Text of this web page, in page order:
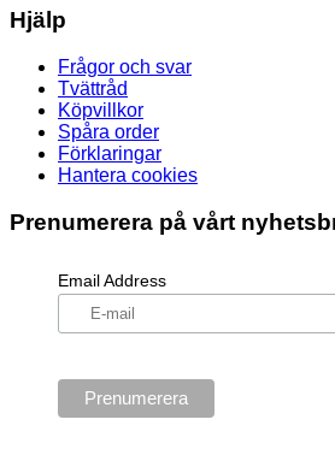
Hjälp
Frågor och svar
Tvättråd
Köpvillkor
Spåra order
Förklaringar
Hantera cookies
Prenumerera på vårt
Email Address